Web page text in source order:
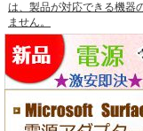
は、製品が対応できる機器
ません。